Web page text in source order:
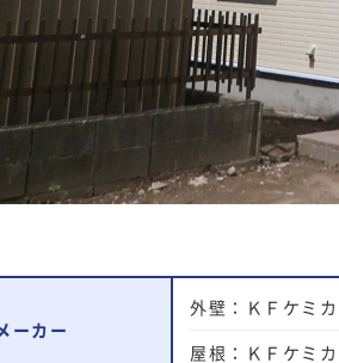
ーカー
外壁：ＫＦケミカ
屋根：ＫＦケミカ